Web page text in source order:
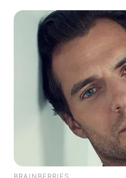
Yook Dong Sik adalah
mendapat tekanan. Dia
Dia selalu menjadi
keluarganya.
Sebenarnya dia adalah
banyaknya tekanan
Keputusasaanya
BRAINBERRIES